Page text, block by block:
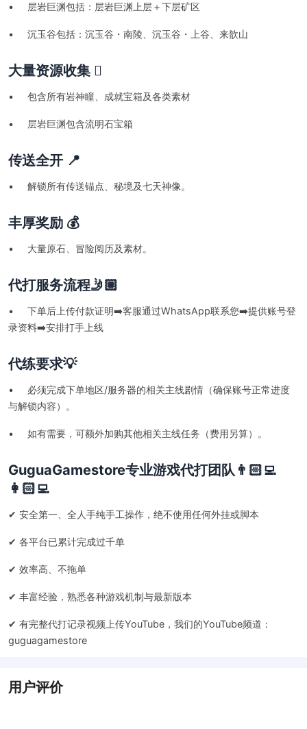
• 层岩巨渊包括：层岩巨渊上层＋下层矿区
• 沉玉谷包括：沉玉谷・南陵、沉玉谷・上谷、来歆山
大量资源收集 🪏
• 包含所有岩神瞳、成就宝箱及各类素材
• 层岩巨渊包含流明石宝箱
传送全开 📍
• 解锁所有传送锚点、秘境及七天神像。
丰厚奖励 💰
• 大量原石、冒险阅历及素材。
代打服务流程🤳🏼
• 下单后上传付款证明➡️客服通过WhatsApp联系您➡️提供账号登
录资料➡️安排打手上线
代练要求💡
• 必须完成下单地区/服务器的相关主线剧情（确保账号正常进度
与解锁内容）。
• 如有需要，可额外加购其他相关主线任务（费用另算）。
GuguaGamestore专业游戏代打团队👨🏻‍💻
👩🏻‍💻
✔ 安全第一、全人手纯手工操作，绝不使用任何外挂或脚本
✔ 各平台已累计完成过千单
✔ 效率高、不拖单
✔ 丰富经验，熟悉各种游戏机制与最新版本
✔ 有完整代打记录视频上传YouTube，我们的YouTube频道：
guguagamestore
用户评价